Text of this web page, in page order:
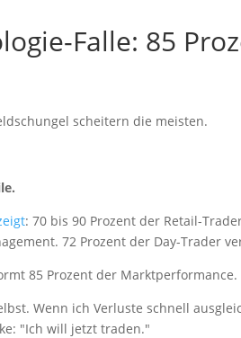
Falle: 85
scheitern die meisten.
: 70 bis 90 Prozent der Retail-
72 Prozent der Day-Trader
85 Prozent der
Wenn ich Verluste schnell
"Ich will jetzt traden."